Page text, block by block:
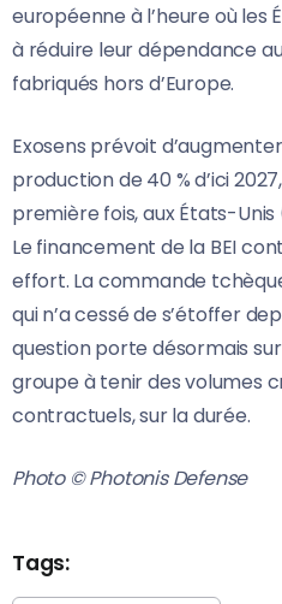
européenne à l’heure où
à réduire leur dépendance
fabriqués hors d’Europe.
Exosens prévoit
production de 40 % d’ici
première fois, aux États-
Le financement de la BEI
effort. La commande
qui n’a cessé de s’étoffer
question porte désormais
groupe à tenir des volumes
contractuels, sur la durée.
Photo © Photonis Defense
Tags: